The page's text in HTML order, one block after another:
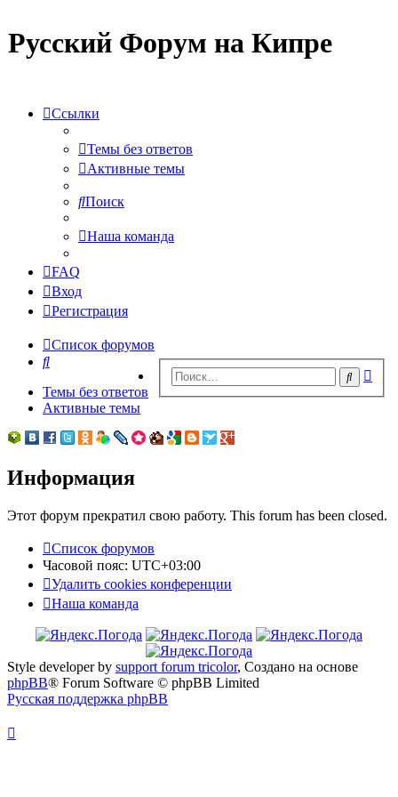
Русский Форум на Кипре
Ссылки
Темы без ответов
Активные темы
Поиск
Наша команда
FAQ
Вход
Регистрация
Список форумов
Поиск
Поиск
Темы без ответов
Активные темы
Информация
Этот форум прекратил свою работу. This forum has been closed.
Список форумов
Часовой пояс: UTC+03:00
Удалить cookies конференции
Наша команда
Style developer by support forum tricolor, Создано на основе
phpBB® Forum Software © phpBB Limited
Русская поддержка phpBB